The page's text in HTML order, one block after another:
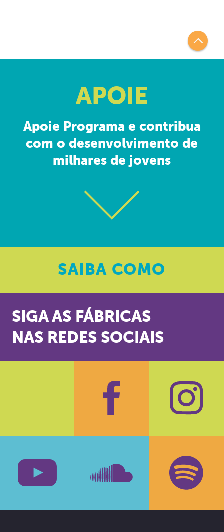
APOIE
Apoie Programa e contribua
com o desenvolvimento de
milhares de jovens
SAIBA COMO
SIGA AS FÁBRICAS
NAS REDES SOCIAIS
Facebook